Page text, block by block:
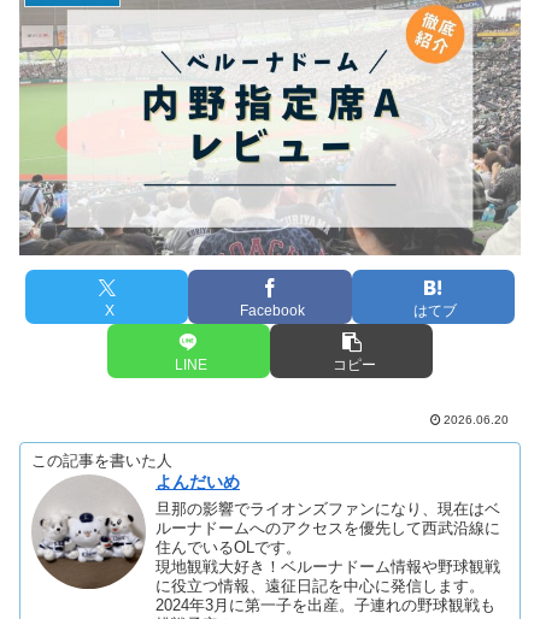
X Facebook はてブ
LINE コピー
2026.06.20
この記事を書いた人
よんだいめ
旦那の影響でライオンズファンになり、現在はベ
ルーナドームへのアクセスを優先して西武沿線に
住んでいるOLです。
現地観戦大好き！ベルーナドーム情報や野球観戦
に役立つ情報、遠征日記を中心に発信します。
2024年3月に第一子を出産。子連れの野球観戦も